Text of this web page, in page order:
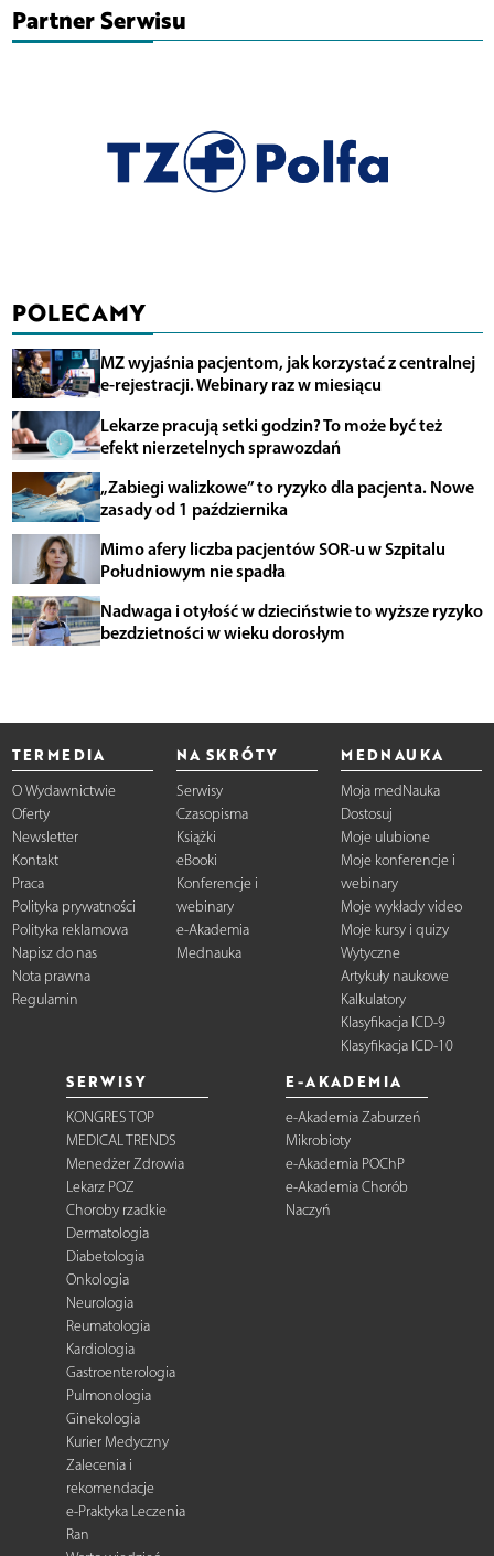
Partner Serwisu
POLECAMY
MZ wyjaśnia pacjentom, jak korzystać z centralnej
e-rejestracji. Webinary raz w miesiącu
Lekarze pracują setki godzin? To może być też
efekt nierzetelnych sprawozdań
„Zabiegi walizkowe” to ryzyko dla pacjenta. Nowe
zasady od 1 października
Mimo afery liczba pacjentów SOR-u w Szpitalu
Południowym nie spadła
Nadwaga i otyłość w dzieciństwie to wyższe ryzyko
bezdzietności w wieku dorosłym
TERMEDIA
O Wydawnictwie
Oferty
Newsletter
Kontakt
Praca
Polityka prywatności
Polityka reklamowa
Napisz do nas
Nota prawna
Regulamin
NA SKRÓTY
Serwisy
Czasopisma
Książki
eBooki
Konferencje i
webinary
e-Akademia
Mednauka
MEDNAUKA
Moja medNauka
Dostosuj
Moje ulubione
Moje konferencje i
webinary
Moje wykłady video
Moje kursy i quizy
Wytyczne
Artykuły naukowe
Kalkulatory
Klasyfikacja ICD-9
Klasyfikacja ICD-10
SERWISY
KONGRES TOP
MEDICAL TRENDS
Menedżer Zdrowia
Lekarz POZ
Choroby rzadkie
Dermatologia
Diabetologia
Onkologia
Neurologia
Reumatologia
Kardiologia
Gastroenterologia
Pulmonologia
Ginekologia
Kurier Medyczny
Zalecenia i
rekomendacje
e-Praktyka Leczenia
Ran
E-AKADEMIA
e-Akademia Zaburzeń
Mikrobioty
e-Akademia POChP
e-Akademia Chorób
Naczyń